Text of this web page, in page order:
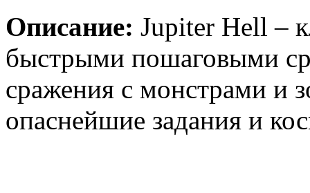
Описание: Jupiter Hell –
быстрыми пошаговыми
сражения с монстрами и
опаснейшие задания и